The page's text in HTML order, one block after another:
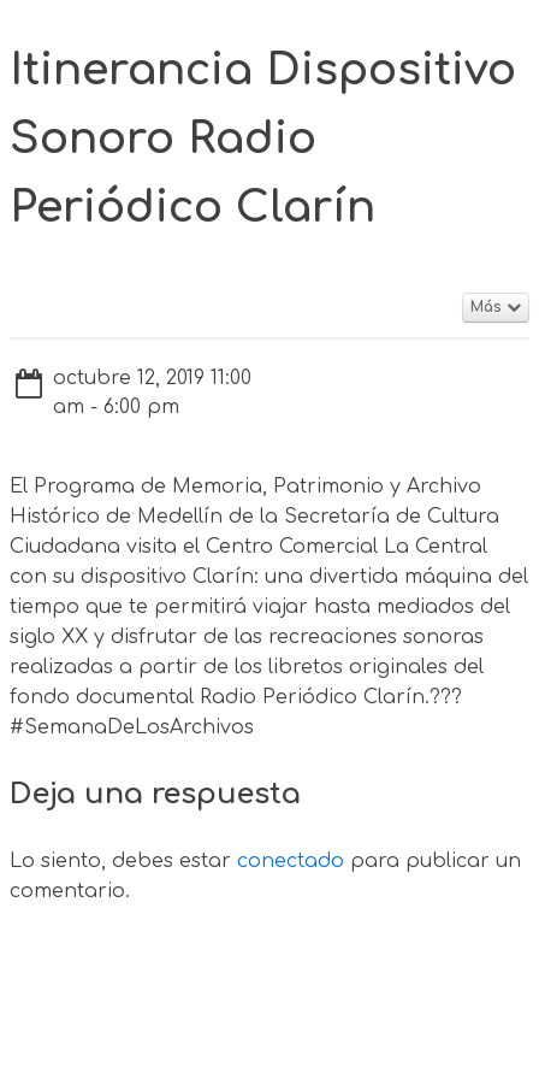
Itinerancia Dispositivo
Sonoro Radio
Periódico Clarín
Más
octubre 12, 2019 11:00
am - 6:00 pm
El Programa de Memoria, Patrimonio y Archivo
Histórico de Medellín de la Secretaría de Cultura
Ciudadana visita el Centro Comercial La Central
con su dispositivo Clarín: una divertida máquina del
tiempo que te permitirá viajar hasta mediados del
siglo XX y disfrutar de las recreaciones sonoras
realizadas a partir de los libretos originales del
fondo documental Radio Periódico Clarín.???
#SemanaDeLosArchivos
Deja una respuesta
Lo siento, debes estar conectado para publicar un
comentario.